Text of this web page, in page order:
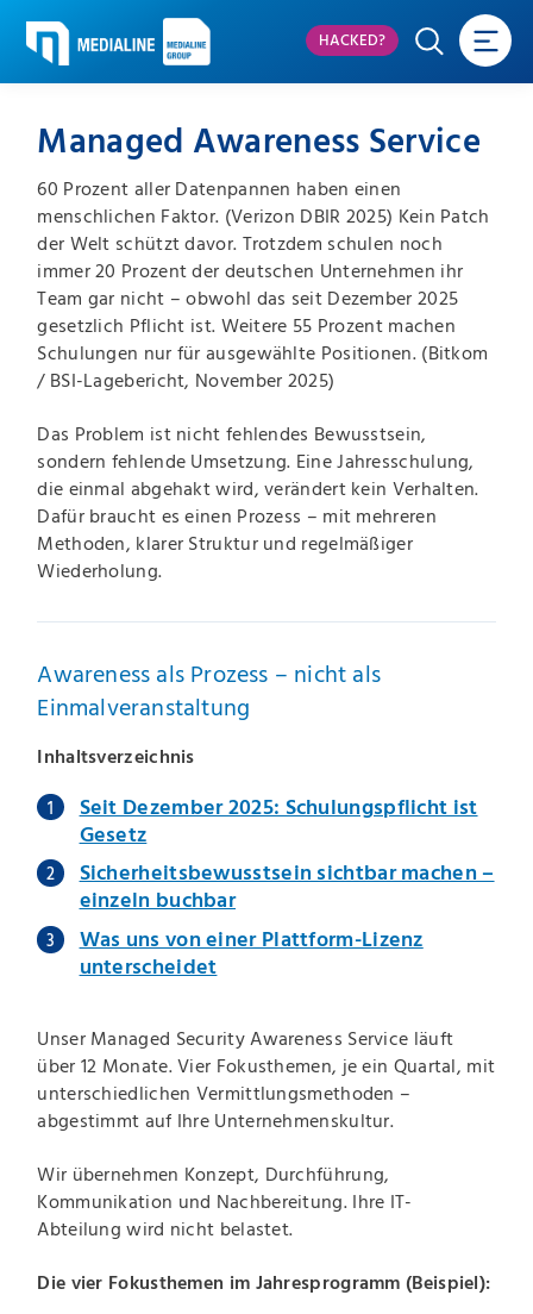
HACKED?
Managed Awareness Service
60 Prozent aller Datenpannen haben einen
menschlichen Faktor. (Verizon DBIR 2025) Kein Patch
der Welt schützt davor. Trotzdem schulen noch
immer 20 Prozent der deutschen Unternehmen ihr
Team gar nicht – obwohl das seit Dezember 2025
gesetzlich Pflicht ist. Weitere 55 Prozent machen
Schulungen nur für ausgewählte Positionen. (Bitkom
/ BSI-Lagebericht, November 2025)
Das Problem ist nicht fehlendes Bewusstsein,
sondern fehlende Umsetzung. Eine Jahresschulung,
die einmal abgehakt wird, verändert kein Verhalten.
Dafür braucht es einen Prozess – mit mehreren
Methoden, klarer Struktur und regelmäßiger
Wiederholung.
Awareness als Prozess – nicht als
Einmalveranstaltung
Inhaltsverzeichnis
Seit Dezember 2025: Schulungspflicht ist
Gesetz
Sicherheitsbewusstsein sichtbar machen –
einzeln buchbar
Was uns von einer Plattform-Lizenz
unterscheidet
Unser Managed Security Awareness Service läuft
über 12 Monate. Vier Fokusthemen, je ein Quartal, mit
unterschiedlichen Vermittlungsmethoden –
abgestimmt auf Ihre Unternehmenskultur.
Wir übernehmen Konzept, Durchführung,
Kommunikation und Nachbereitung. Ihre IT-
Abteilung wird nicht belastet.
Die vier Fokusthemen im Jahresprogramm (Beispiel):